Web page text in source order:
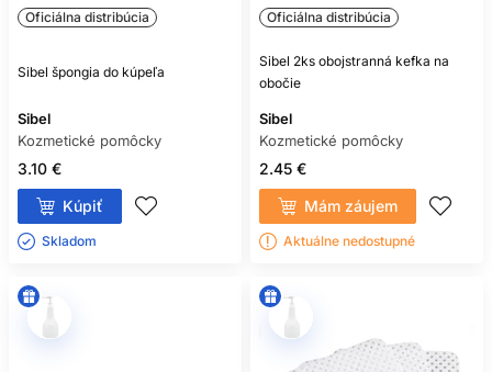
Oficiálna distribúcia
Sibel špongia do kúpeľa
Sibel
Kozmetické pomôcky
3.10 €
Kúpiť
Skladom ㅤ
Oficiálna distribúcia
Sibel 2ks obojstranná kefka na
obočie
Sibel
Kozmetické pomôcky
2.45 €
Mám záujem
Aktuálne nedostupné